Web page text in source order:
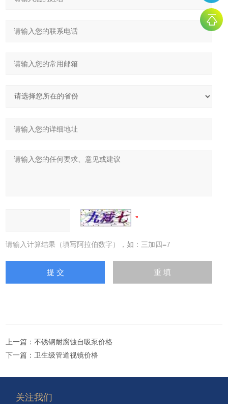
请输入计算结果（填写阿拉伯数字），如：三加四=7
上一篇：不锈钢耐腐蚀自吸泵价格
下一篇：卫生级管道视镜价格
关注我们